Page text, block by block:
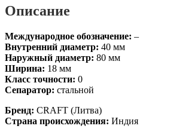
Описание
Международное обозначение: –
Внутренний диаметр: 40 мм
Наружный диаметр: 80 мм
Ширина: 18 мм
Класс точности: 0
Сепаратор: стальной
Бренд: CRAFT (Литва)
Страна происхождения: Индия